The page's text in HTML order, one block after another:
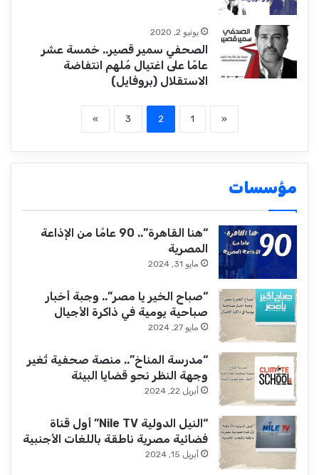
يونيو 2, 2020
الصحفي سمير قصير.. خمسة عشر
عامًا على اغتيال مُلهم انتفاضة
الاستقلال (بروفايل)
«
1
2
3
»
مؤسسات
“هنا القاهرة”.. 90 عامًا من الإذاعة
المصرية
مايو 31, 2024
“صباح الخير يا مصر”.. وجبة أخبار
صباحية يومية في ذاكرة الأجيال
مايو 27, 2024
“مدرسة المناخ”.. منصة صحفية تُغير
وجهة النظر نحو قضايا البيئة
أبريل 22, 2024
“النيل الدولية Nile TV” أول قناة
فضائية مصرية ناطقة باللغات الأجنبية
أبريل 15, 2024